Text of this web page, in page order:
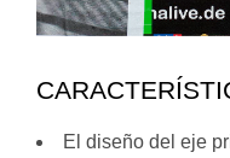
El diseño del eje